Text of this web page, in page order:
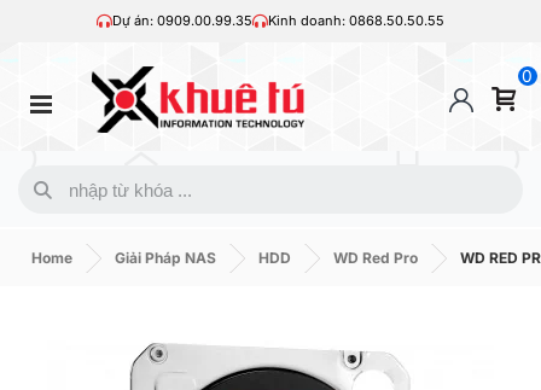
Dự án: 0909.00.99.35 Kinh doanh: 0868.50.50.55
0
Home Giải Pháp NAS HDD WD Red Pro WD RED